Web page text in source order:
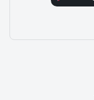
Отзыв о
SmartWatt AVR
напряжения
надежное